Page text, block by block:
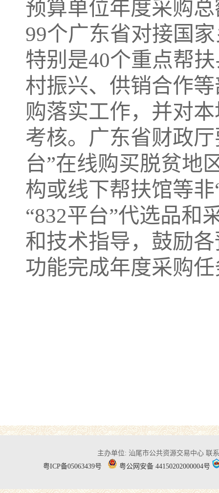
预算单位年度采购
99个广东省对接国
特别是40个重点帮
村振兴、供销合作
购落实工作，并对
考核。广东省财政
台”在线购买脱贫地
构或线下帮扶馆等
“832平台”代选品和
和技术指导，鼓励
功能完成年度采购
主办单位: 汕尾市公共资源交易中心 联
粤ICP备05063439号
粤公网安备 44150202000004号